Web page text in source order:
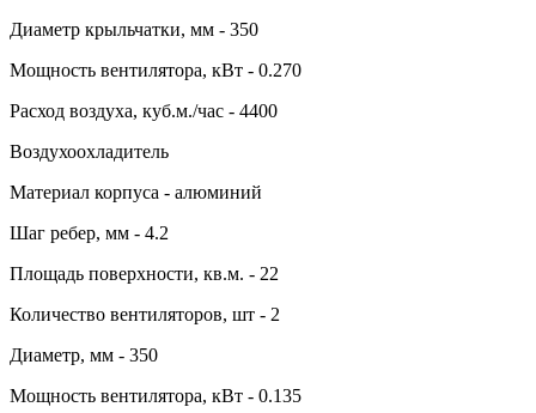
Диаметр крыльчатки, мм - 350
Мощность вентилятора, кВт - 0.270
Расход воздуха, куб.м./час - 4400
Воздухоохладитель
Материал корпуса - алюминий
Шаг ребер, мм - 4.2
Площадь поверхности, кв.м. - 22
Количество вентиляторов, шт - 2
Диаметр, мм - 350
Мощность вентилятора, кВт - 0.135